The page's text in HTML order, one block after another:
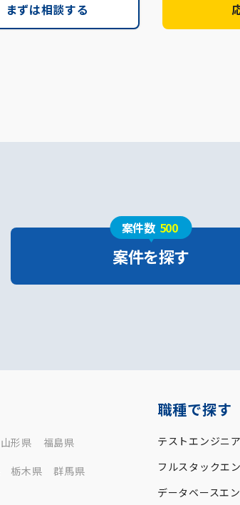
まずは相談する
案件数 500
案件を探す
山形県 福島県
栃木県 群馬県
職種で探す
テストエンジニア
フルスタックエ
データベースエ